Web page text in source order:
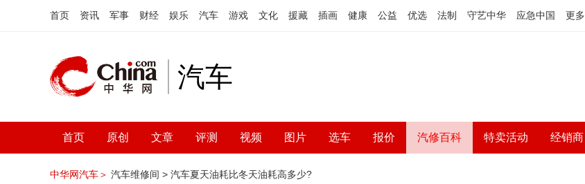
首页 资讯 军事 财经 娱乐 汽车 游戏 文化 援藏 插画 健康 公益 优选 法制 守艺中华 应急中国 更多
汽车
首页 原创 文章 评测 视频 图片 选车 报价 汽修百科 特卖活动 经销商
中华网汽车＞ 汽车维修间 > 汽车夏天油耗比冬天油耗高多少?